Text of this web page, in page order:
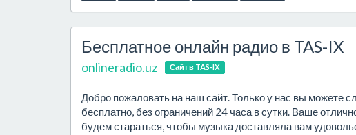
Бесплатное онлайн радио в TAS-IX
onlineradio.uz Сайт в TAS-IX
Добро пожаловать на наш сайт. Только у нас вы можете
бесплатно, без ограничений 24 часа в сутки. Ваше
будем стараться, чтобы музыка доставляла вам